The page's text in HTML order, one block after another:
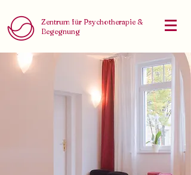
Zentrum für Psychotherapie &
Begegnung